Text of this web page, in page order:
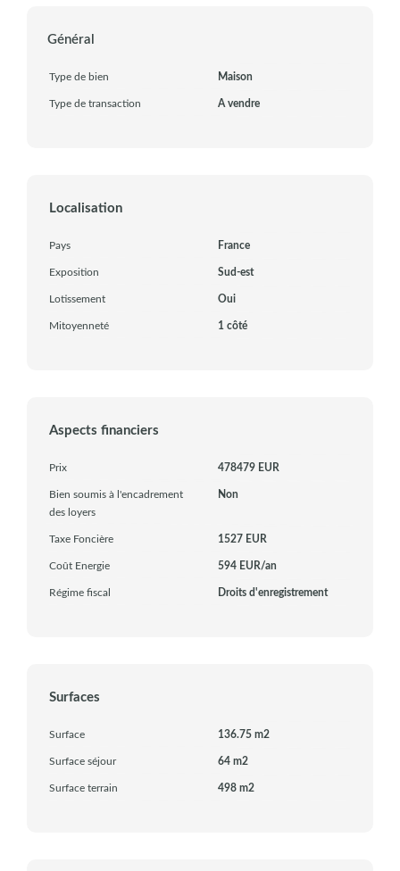
Général
Type de bien Maison
Type de transaction A vendre
Localisation
Pays France
Exposition Sud-est
Lotissement Oui
Mitoyenneté 1 côté
Aspects financiers
Prix 478479 EUR
Bien soumis à l'encadrement
des loyers
Non
Taxe Foncière 1527 EUR
Coût Energie 594 EUR/an
Régime fiscal Droits d'enregistrement
Surfaces
Surface 136.75 m2
Surface séjour 64 m2
Surface terrain 498 m2